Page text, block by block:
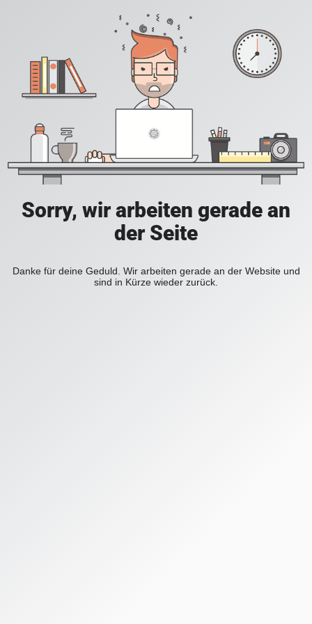
Sorry, wir arbeiten gerade an
der Seite
Danke für deine Geduld. Wir arbeiten gerade an der Website und
sind in Kürze wieder zurück.